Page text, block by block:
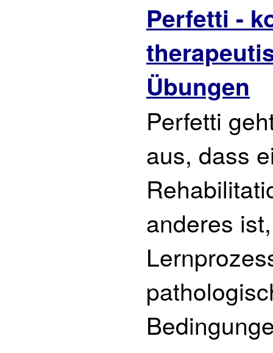
Perfetti -
Übungen
Perfetti
aus, dass
anderes